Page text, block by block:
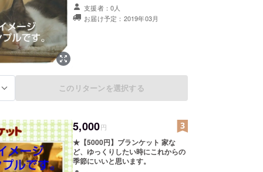
支援者：0人
お届け予定：2019年03月
このリターンを選択する
5,000円
★【5000円】ブランケット 家な
ど、ゆっくりしたい時にこれからの
季節にいいと思います。